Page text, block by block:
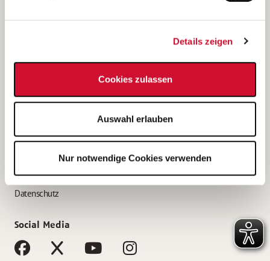
Details zeigen
Cookies zulassen
Auswahl erlauben
Nur notwendige Cookies verwenden
Bewerbung als Altenpflegehelfer*in
Bewerbung als Erzieher*in
AWO Gliederungen nach Bundesland
Impressum
Datenschutz
Social Media